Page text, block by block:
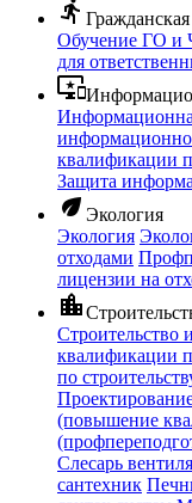
directions_run
Обучение ГО и
для
important_devices
квалификации
Защита
eco Экология
Экология
отходами
лицензии на
location_city
Строительство
квалификации
по
(повышение
Слесарь
сантехник